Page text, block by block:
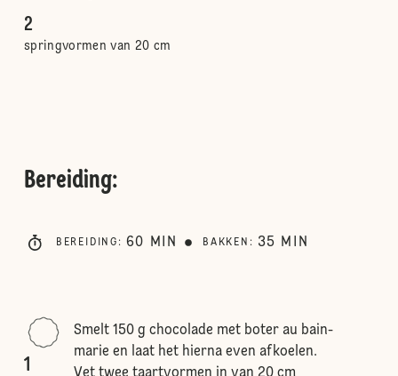
2
springvormen van 20 cm
Bereiding:
BEREIDING : 60 MIN BAKKEN : 35 MIN
1
Smelt 150 g chocolade met boter au bain-
marie en laat het hierna even afkoelen.